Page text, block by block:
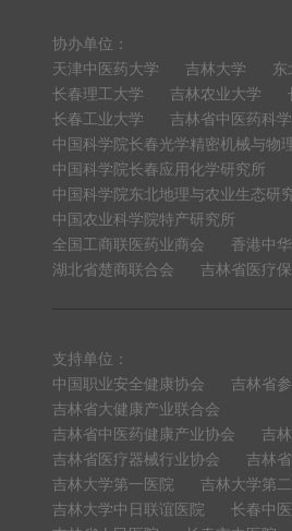
协办单位：
天津中医药大学
吉林大学
东
长春理工大学
吉林农业大学
长春工业大学
吉林省中医药科
中国科学院长春光学精密机械与物
中国科学院长春应用化学研究所
中国科学院东北地理与农业生态研
中国农业科学院特产研究所
全国工商联医药业商会
香港中
湖北省楚商联合会
吉林省医疗
支持单位：
中国职业安全健康协会
吉林省
吉林省大健康产业联合会
吉林省中医药健康产业协会
吉
吉林省医疗器械行业协会
吉林
吉林大学第一医院
吉林大学第
吉林大学中日联谊医院
长春中